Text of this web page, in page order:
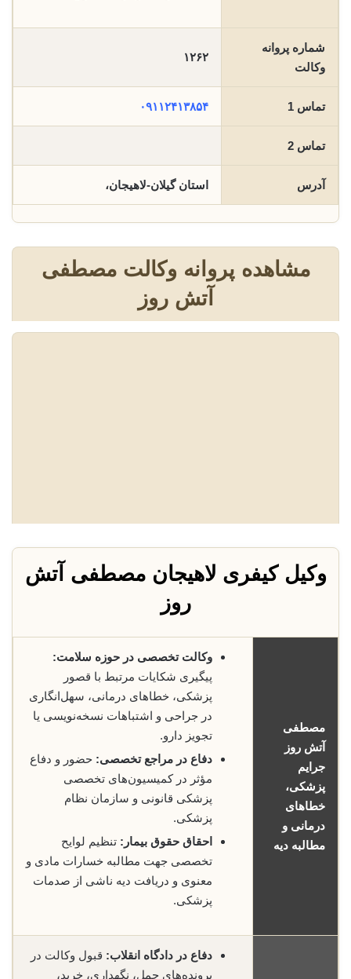
شماره پروانه
وکالت
۱۲۶۲
تماس 1 ۰۹۱۱۲۴۱۳۸۵۴
تماس 2
آدرس استان گیلان-لاهیجان،
مشاهده پروانه وکالت مصطفی
آتش روز
وکیل کیفری لاهیجان مصطفی آتش
روز
مصطفی
آتش روز
جرایم
پزشکی،
خطاهای
درمانی و
مطالبه دیه
وکالت تخصصی در حوزه سلامت:
پیگیری شکایات مرتبط با قصور
پزشکی، خطاهای درمانی، سهل‌انگاری
در جراحی و اشتباهات نسخه‌نویسی یا
تجویز دارو.
دفاع در مراجع تخصصی: حضور و دفاع
مؤثر در کمیسیون‌های تخصصی
پزشکی قانونی و سازمان نظام
پزشکی.
احقاق حقوق بیمار: تنظیم لوایح
تخصصی جهت مطالبه خسارات مادی و
معنوی و دریافت دیه ناشی از صدمات
پزشکی.
دفاع در دادگاه انقلاب: قبول وکالت در
پرونده‌های حمل، نگهداری، خرید،